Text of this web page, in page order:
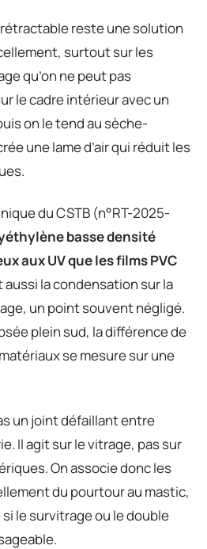
reste une solution
surtout sur les
qu’on ne peut pas
le cadre intérieur avec un
on le tend au sèche-
une lame d’air qui réduit les
du CSTB (n°RT-2025-
basse densité
aux UV que les films PVC
aussi la condensation sur la
un point souvent négligé.
plein sud, la différence de
se mesure sur une
un joint défaillant entre
Il agit sur le vitrage, pas sur
On associe donc les
du pourtour au mastic,
le survitrage ou le double